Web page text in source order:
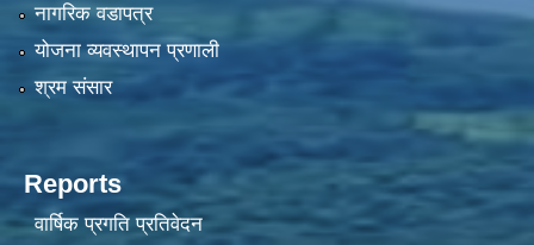
नागरिक वडापत्र
योजना व्यवस्थापन प्रणाली
श्रम संसार
Reports
वार्षिक प्रगति प्रतिवेदन